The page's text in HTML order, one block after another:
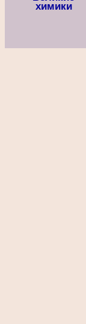
химики